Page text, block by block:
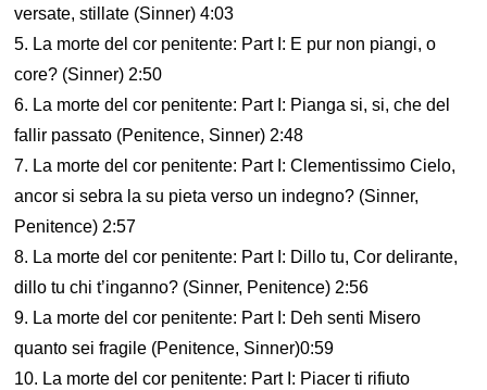
versate, stillate (Sinner) 4:03
5. La morte del cor penitente: Part I: E pur non piangi, o
core? (Sinner) 2:50
6. La morte del cor penitente: Part I: Pianga si, si, che del
fallir passato (Penitence, Sinner) 2:48
7. La morte del cor penitente: Part I: Clementissimo Cielo,
ancor si sebra la su pieta verso un indegno? (Sinner,
Penitence) 2:57
8. La morte del cor penitente: Part I: Dillo tu, Cor delirante,
dillo tu chi t’inganno? (Sinner, Penitence) 2:56
9. La morte del cor penitente: Part I: Deh senti Misero
quanto sei fragile (Penitence, Sinner)0:59
10. La morte del cor penitente: Part I: Piacer ti rifiuto